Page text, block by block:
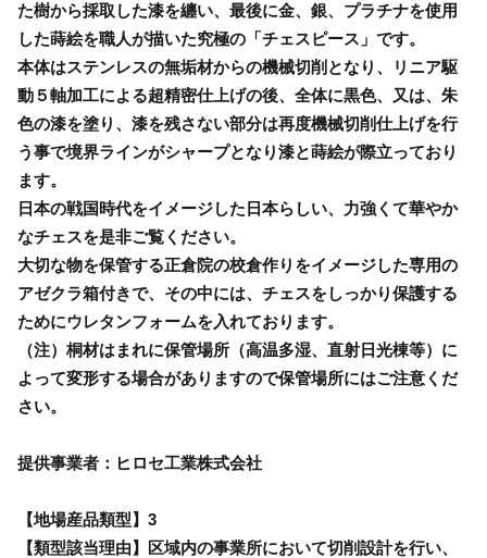
た樹から採取した漆を纏い、最後に金、銀、プラチナを使用
した蒔絵を職人が描いた究極の「チェスピース」です。
本体はステンレスの無垢材からの機械切削となり、リニア駆
動５軸加工による超精密仕上げの後、全体に黒色、又は、朱
色の漆を塗り、漆を残さない部分は再度機械切削仕上げを行
う事で境界ラインがシャープとなり漆と蒔絵が際立っており
ます。
日本の戦国時代をイメージした日本らしい、力強くて華やか
なチェスを是非ご覧ください。
大切な物を保管する正倉院の校倉作りをイメージした専用の
アゼクラ箱付きで、その中には、チェスをしっかり保護する
ためにウレタンフォームを入れております。
（注）桐材はまれに保管場所（高温多湿、直射日光棟等）に
よって変形する場合がありますので保管場所にはご注意くだ
さい。
提供事業者：ヒロセ工業株式会社
【地場産品類型】3
【類型該当理由】区域内の事業所において切削設計を行い、